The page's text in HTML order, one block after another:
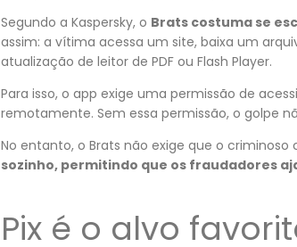
Segundo a Kaspersky, o Brats costuma se
assim: a vítima acessa um site, baixa um
atualização de leitor de PDF ou Flash Player.
Para isso, o app exige uma permissão de
remotamente. Sem essa permissão, o golpe
No entanto, o Brats não exige que o
sozinho, permitindo que os fraudadores
Pix é o alvo